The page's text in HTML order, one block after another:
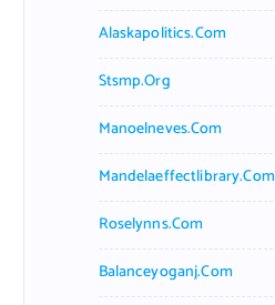
Alaskapolitics.com
Stsmp.org
Manoelneves.com
Mandelaeffectlibrary.com
Roselynns.com
Balanceyoganj.com